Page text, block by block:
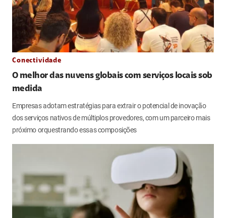
Conectividade
O melhor das nuvens globais com serviços locais sob
medida
Empresas adotam estratégias para extrair o potencial de inovação
dos serviços nativos de múltiplos provedores, com um parceiro mais
próximo orquestrando essas composições